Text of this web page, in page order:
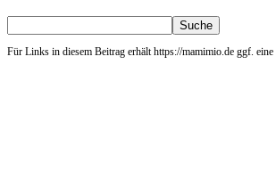
Für Links in diesem Beitrag erhält https://mamimio.de ggf.